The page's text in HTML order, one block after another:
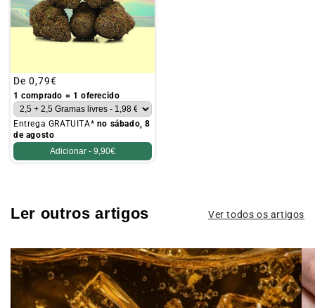
Preço
habitual
De 0,79€
1 comprado = 1 oferecido
Entrega GRATUITA* no sábado, 8
de agosto
Adicionar - 9,90€
Ler outros artigos Ver todos os artigos